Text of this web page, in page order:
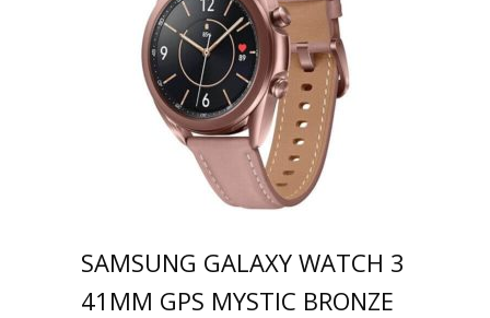
SAMSUNG GALAXY WATCH 3
41MM GPS MYSTIC BRONZE